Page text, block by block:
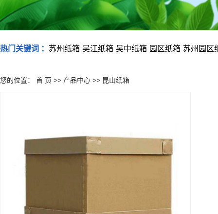
热门关键词 ： 苏州纸箱 吴江纸箱 吴中纸箱 园区纸箱 苏州园区
您的位置： 首 页 >> 产品中心 >> 昆山纸箱